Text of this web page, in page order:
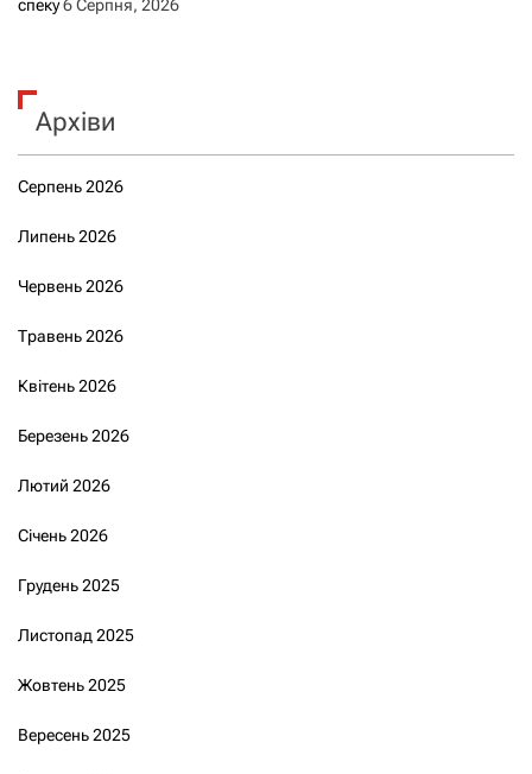
спеку6 Серпня, 2026
Архіви
Серпень 2026
Липень 2026
Червень 2026
Травень 2026
Квітень 2026
Березень 2026
Лютий 2026
Січень 2026
Грудень 2025
Листопад 2025
Жовтень 2025
Вересень 2025